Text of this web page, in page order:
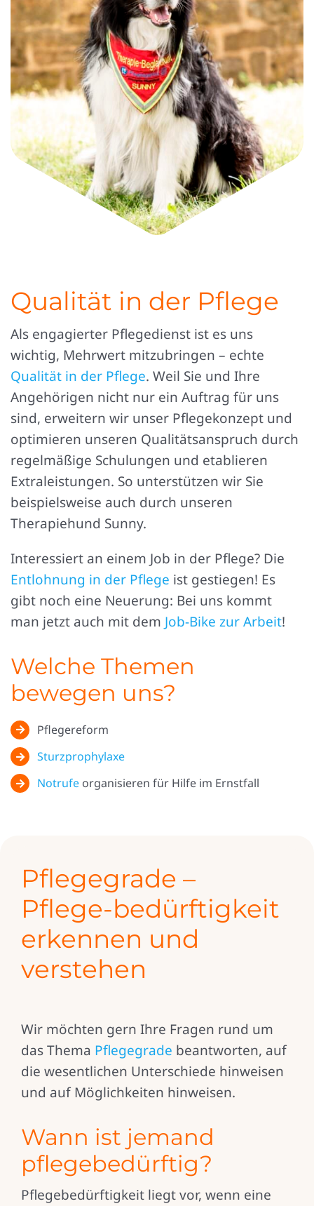
Qualität in der Pflege
Als engagierter Pflegedienst ist es uns
wichtig, Mehrwert mitzubringen – echte
Qualität in der Pflege. Weil Sie und Ihre
Angehörigen nicht nur ein Auftrag für uns
sind, erweitern wir unser Pflegekonzept und
optimieren unseren Qualitätsanspruch durch
regelmäßige Schulungen und etablieren
Extraleistungen. So unterstützen wir Sie
beispielsweise auch durch unseren
Therapiehund Sunny.
Interessiert an einem Job in der Pflege? Die
Entlohnung in der Pflege ist gestiegen! Es
gibt noch eine Neuerung: Bei uns kommt
man jetzt auch mit dem Job-Bike zur Arbeit!
Welche Themen
bewegen uns?
Pflegereform
Sturzprophylaxe
Notrufe organisieren für Hilfe im Ernstfall
Pflegegrade –
Pflege-bedürftigkeit
erkennen und
verstehen
Wir möchten gern Ihre Fragen rund um
das Thema Pflegegrade beantworten, auf
die wesentlichen Unterschiede hinweisen
und auf Möglichkeiten hinweisen.
Wann ist jemand
pflegebedürftig?
Pflegebedürftigkeit liegt vor, wenn eine